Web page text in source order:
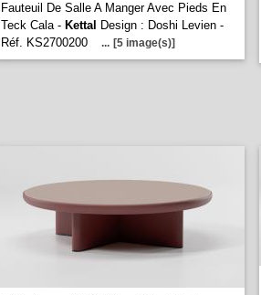
Fauteuil De Salle A Manger Avec Pieds En
Teck Cala - Kettal Design : Doshi Levien -
Réf. KS2700200
... [5 image(s)]